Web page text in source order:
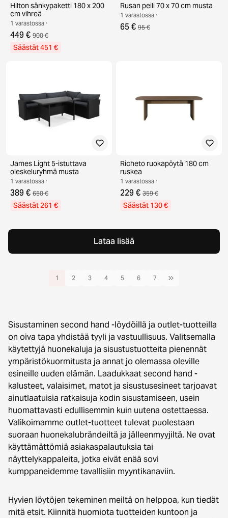
Hilton sänkypaketti 180 x 200
cm vihreä
1 varastossa ·
449 € 900 €
Säästät 451 €
Rusan peili 70 x 70 cm musta
1 varastossa ·
65 € 95 €
James Light 5-istuttava
oleskeluryhmä musta
1 varastossa ·
389 € 650 €
Säästät 261 €
Richeto ruokapöytä 180 cm
ruskea
1 varastossa ·
229 € 359 €
Säästät 130 €
Lataa lisää
1 2 3 4 5 6 7
Sisustaminen second hand -löydöillä ja outlet-tuotteilla
on oiva tapa yhdistää tyyli ja vastuullisuus. Valitsemalla
käytettyjä huonekaluja ja sisustustuotteita pienennät
ympäristökuormitusta ja annat jo olemassa oleville
esineille uuden elämän. Laadukkaat second hand -
kalusteet, valaisimet, matot ja sisustusesineet tarjoavat
ainutlaatuisia ratkaisuja kodin sisustamiseen, usein
huomattavasti edullisemmin kuin uutena ostettaessa.
Valikoimamme outlet-tuotteet tulevat puolestaan
suoraan huonekalubrändeiltä ja jälleenmyyjiltä. Ne ovat
käyttämättömiä asiakaspalautuksia tai
näyttelykappaleita, jotka eivät enää sovi
kumppaneidemme tavallisiin myyntikanaviin.
Hyvien löytöjen tekeminen meiltä on helppoa, kun tiedät
mitä etsit. Kiinnitä huomiota tuotteiden kuntoon ja